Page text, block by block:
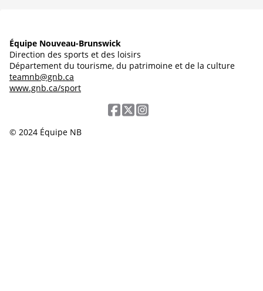
Équipe Nouveau-Brunswick
Direction des sports et des loisirs
Département du tourisme, du patrimoine et de la culture
teamnb@gnb.ca
www.gnb.ca/sport
© 2024 Équipe NB